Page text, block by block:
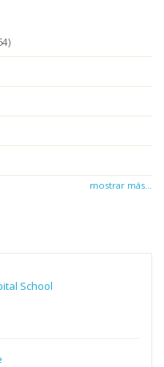
mostrar más...
School